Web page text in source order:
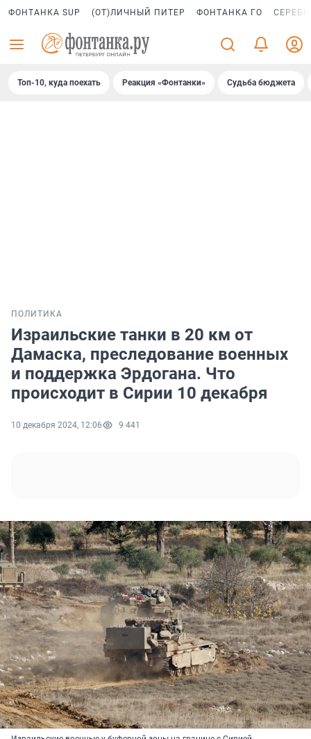
ФОНТАНКА SUP (ОТ)ЛИЧНЫЙ ПИТЕР ФОНТАНКА ГО
Топ-10, куда поехать Реакция «Фонтанки» Судьба бюджета
ПОЛИТИКА
Израильские танки в 20 км от
Дамаска, преследование военных
и поддержка Эрдогана. Что
происходит в Сирии 10 декабря
10 декабря 2024, 12:06 9 441